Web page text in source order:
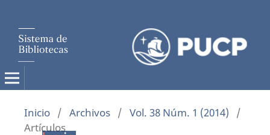
Inicio / Archivos / Vol. 38 Núm. 1 (2014)
/
Artículos